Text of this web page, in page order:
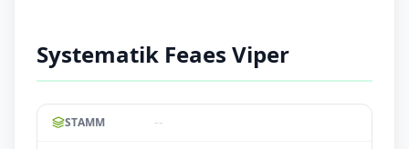
Systematik Feaes Viper
STAMM --